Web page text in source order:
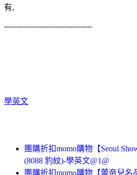
有,
-----------------------------------
學英文
團購折扣momo購物【Seoul
(8088 豹紋)-學英文@1@
團購折扣momo購物【蕾帝兒